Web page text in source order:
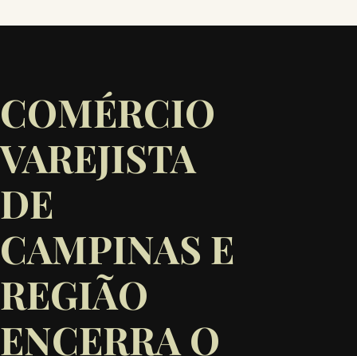
COMÉRCIO
VAREJISTA
DE
CAMPINAS E
REGIÃO
ENCERRA O